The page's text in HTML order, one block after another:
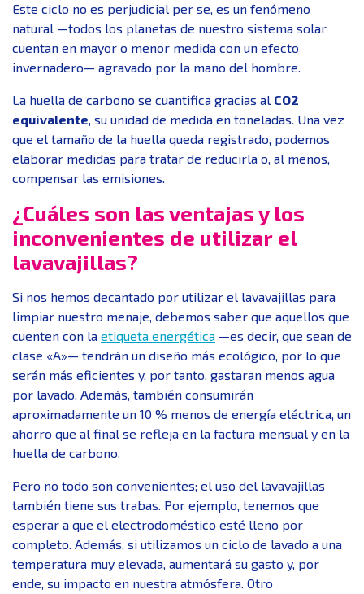
Este ciclo no es perjudicial per se, es un fenómeno
natural —todos los planetas de nuestro sistema solar
cuentan en mayor o menor medida con un efecto
invernadero— agravado por la mano del hombre.
La huella de carbono se cuantifica gracias al CO2
equivalente, su unidad de medida en toneladas. Una vez
que el tamaño de la huella queda registrado, podemos
elaborar medidas para tratar de reducirla o, al menos,
compensar las emisiones.
¿Cuáles son las ventajas y los
inconvenientes de utilizar el
lavavajillas?
Si nos hemos decantado por utilizar el lavavajillas para
limpiar nuestro menaje, debemos saber que aquellos que
cuenten con la etiqueta energética —es decir, que sean de
clase «A»— tendrán un diseño más ecológico, por lo que
serán más eficientes y, por tanto, gastaran menos agua
por lavado. Además, también consumirán
aproximadamente un 10 % menos de energía eléctrica, un
ahorro que al final se refleja en la factura mensual y en la
huella de carbono.
Pero no todo son convenientes; el uso del lavavajillas
también tiene sus trabas. Por ejemplo, tenemos que
esperar a que el electrodoméstico esté lleno por
completo. Además, si utilizamos un ciclo de lavado a una
temperatura muy elevada, aumentará su gasto y, por
ende, su impacto en nuestra atmósfera. Otro